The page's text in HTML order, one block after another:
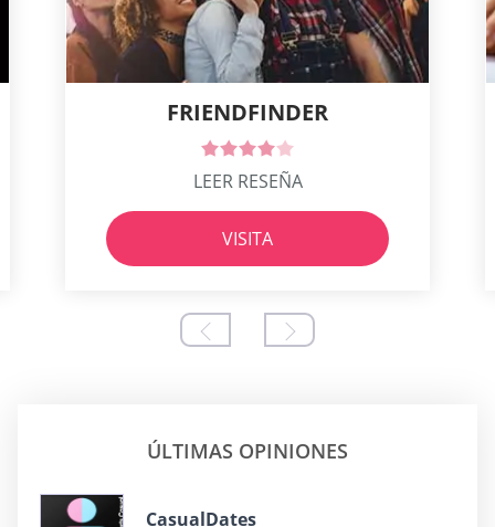
FRIENDFINDER
LEER RESEÑA
VISITA
ÚLTIMAS OPINIONES
СasualDates